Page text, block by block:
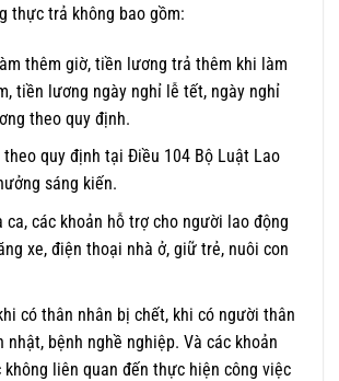
thực trả không bao gồm:
thêm giờ, tiền lương trả thêm khi làm
tiền lương ngày nghỉ lễ tết, ngày nghỉ
theo quy định.
quy định tại Điều 104 Bộ Luật Lao
sáng kiến.
ca, các khoản hỗ trợ cho người lao động
xe, điện thoại nhà ở, giữ trẻ, nuôi con
có thân nhân bị chết, khi có người thân
nhật, bệnh nghề nghiệp. Và các khoản
không liên quan đến thực hiện công việc